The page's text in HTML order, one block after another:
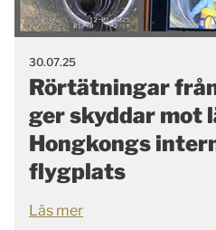
30.07.25
Rörtätningar
ger skyddar mot
Hongkongs
flygplats
Läs mer